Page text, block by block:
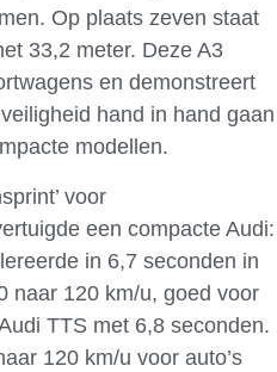
Op plaats zeven staat
33,2 meter. Deze A3
en demonstreert
hand in hand gaan
modellen.
voor
een compacte Audi:
in 6,7 seconden in
naar 120 km/u, goed voor
TTS met 6,8 seconden.
120 km/u voor auto’s